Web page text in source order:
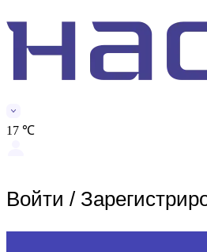
17 ℃
Войти /